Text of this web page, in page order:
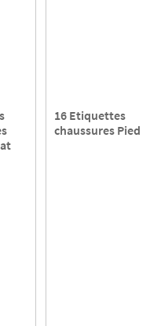
16 Etiquettes
chaussures Pied